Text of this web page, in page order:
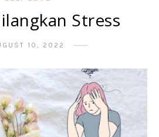
Stress
10, 2022